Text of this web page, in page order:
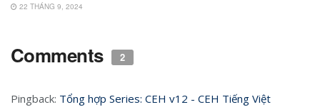
22 THÁNG 9, 2024
Comments 2
Pingback: Tổng hợp Series: CEH v12 - CEH Tiếng Việt